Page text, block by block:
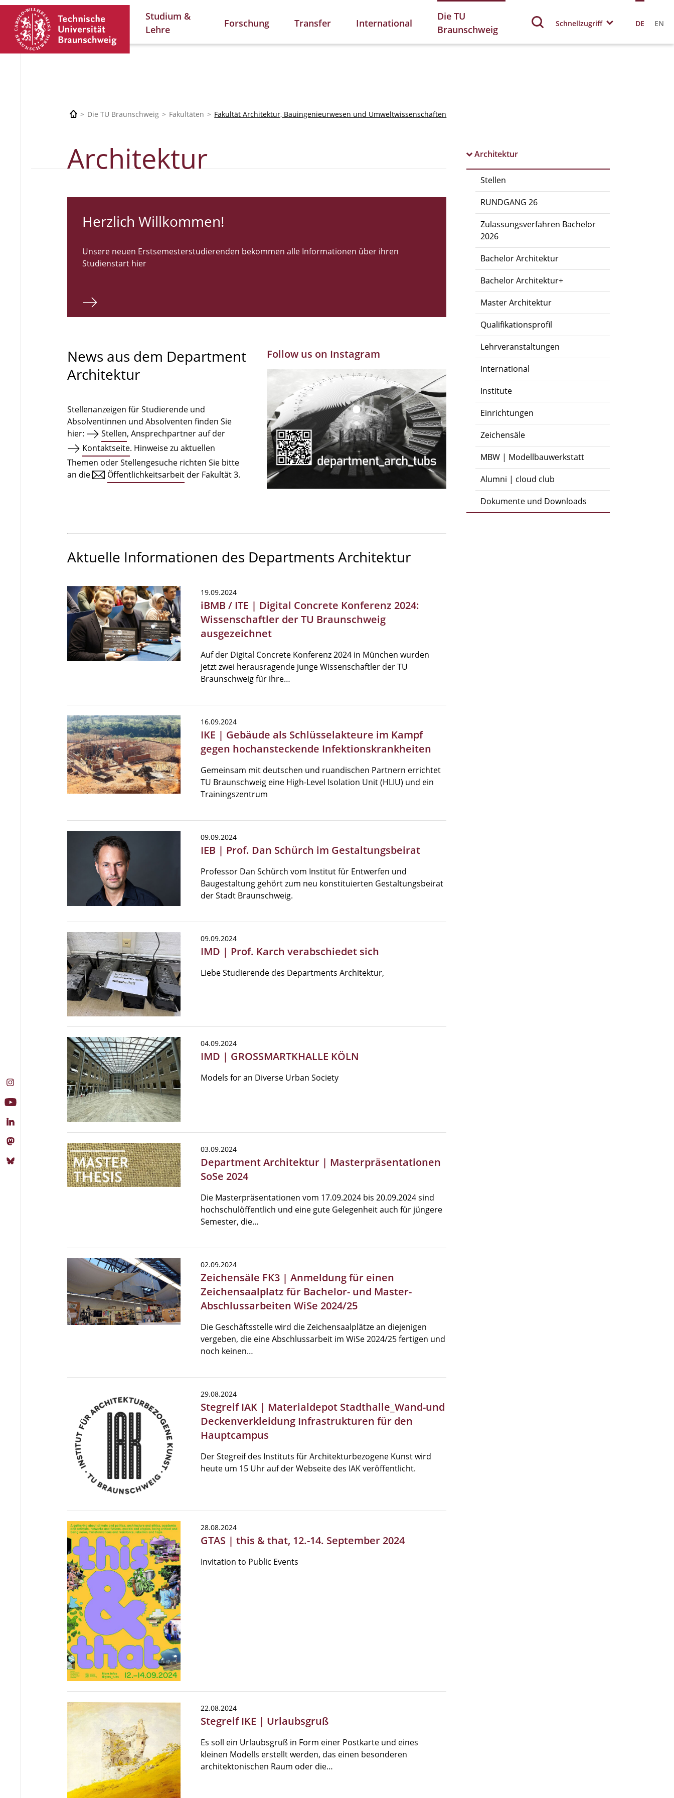
Studium &
Lehre
Forschung Transfer International
Die TU
Braunschweig
Schnellzugriff DE EN
Die TU Braunschweig Fakultäten Fakultät Architektur, Bauingenieurwesen und Umweltwissenschaften
Architektur
Stellen
RUNDGANG 26
Zulassungsverfahren Bachelor
2026
Bachelor Architektur
Bachelor Architektur+
Master Architektur
Qualifikationsprofil
Lehrveranstaltungen
International
Institute
Einrichtungen
Zeichensäle
MBW | Modellbauwerkstatt
Alumni | cloud club
Dokumente und Downloads
Architektur
Herzlich Willkommen!
Unsere neuen Erstsemesterstudierenden bekommen alle Informationen über ihren
Studienstart hier
News aus dem Department
Architektur
Stellenanzeigen für Studierende und
Absolventinnen und Absolventen finden Sie
hier:
Stellen, Ansprechpartner auf der
Kontaktseite. Hinweise zu aktuellen
Themen oder Stellengesuche richten Sie bitte
an die
Öffentlichkeitsarbeit der Fakultät 3.
Follow us on Instagram
Aktuelle Informationen des Departments Architektur
19.09.2024
iBMB / ITE | Digital Concrete Konferenz 2024:
Wissenschaftler der TU Braunschweig
ausgezeichnet
Auf der Digital Concrete Konferenz 2024 in München wurden
jetzt zwei herausragende junge Wissenschaftler der TU
Braunschweig für ihre…
16.09.2024
IKE | Gebäude als Schlüsselakteure im Kampf
gegen hochansteckende Infektionskrankheiten
Gemeinsam mit deutschen und ruandischen Partnern errichtet
TU Braunschweig eine High-Level Isolation Unit (HLIU) und ein
Trainingszentrum
09.09.2024
IEB | Prof. Dan Schürch im Gestaltungsbeirat
Professor Dan Schürch vom Institut für Entwerfen und
Baugestaltung gehört zum neu konstituierten Gestaltungsbeirat
der Stadt Braunschweig.
09.09.2024
IMD | Prof. Karch verabschiedet sich
Liebe Studierende des Departments Architektur,
04.09.2024
IMD | GROSSMARTKHALLE KÖLN
Models for an Diverse Urban Society
03.09.2024
Department Architektur | Masterpräsentationen
SoSe 2024
Die Masterpräsentationen vom 17.09.2024 bis 20.09.2024 sind
hochschulöffentlich und eine gute Gelegenheit auch für jüngere
Semester, die…
02.09.2024
Zeichensäle FK3 | Anmeldung für einen
Zeichensaalplatz für Bachelor- und Master-
Abschlussarbeiten WiSe 2024/25
Die Geschäftsstelle wird die Zeichensaalplätze an diejenigen
vergeben, die eine Abschlussarbeit im WiSe 2024/25 fertigen und
noch keinen…
29.08.2024
Stegreif IAK | Materialdepot Stadthalle_Wand-und
Deckenverkleidung Infrastrukturen für den
Hauptcampus
Der Stegreif des Instituts für Architekturbezogene Kunst wird
heute um 15 Uhr auf der Webseite des IAK veröffentlicht.
28.08.2024
GTAS | this & that, 12.-14. September 2024
Invitation to Public Events
22.08.2024
Stegreif IKE | Urlaubsgruß
Es soll ein Urlaubsgruß in Form einer Postkarte und eines
kleinen Modells erstellt werden, das einen besonderen
architektonischen Raum oder die…